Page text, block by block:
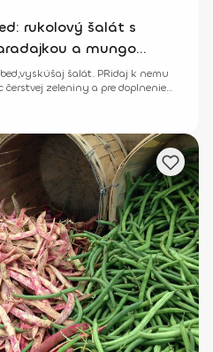
rukolový šalát s
a mungo
šalát. PRidaj k nemu
čerstvej zeleniny a pre doplnenie